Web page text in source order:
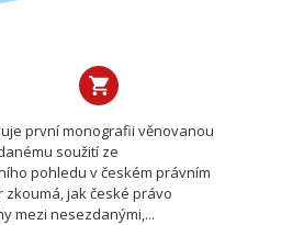
první monografii věnovanou
soužití ze
pohledu v českém právním
zkoumá, jak české právo
mezi nesezdanými,...